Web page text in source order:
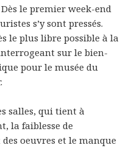
Dès le premier week-end
s’y sont pressés.
le plus libre possible à la
sur le bien-
pour le musée du
salles, qui tient à
la faiblesse de
des oeuvres et le manque